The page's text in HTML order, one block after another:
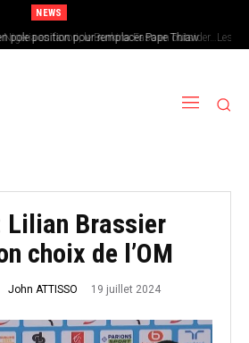
NEWS
position pour remplacer Pape Thiaw
en favori, le Burkina Faso en outsider…Les
de l’Afrique de l’Ouest
Brassier
choix de l’OM
John ATTISSO 19 juillet 2024